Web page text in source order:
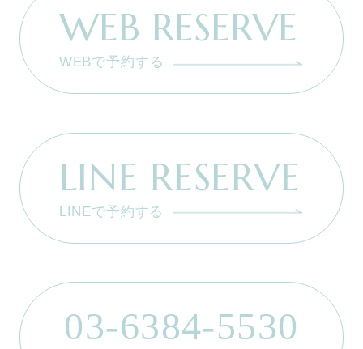
WEB RESERVE
WEBで予約する
LINE RESERVE
LINEで予約する
03-6384-5530